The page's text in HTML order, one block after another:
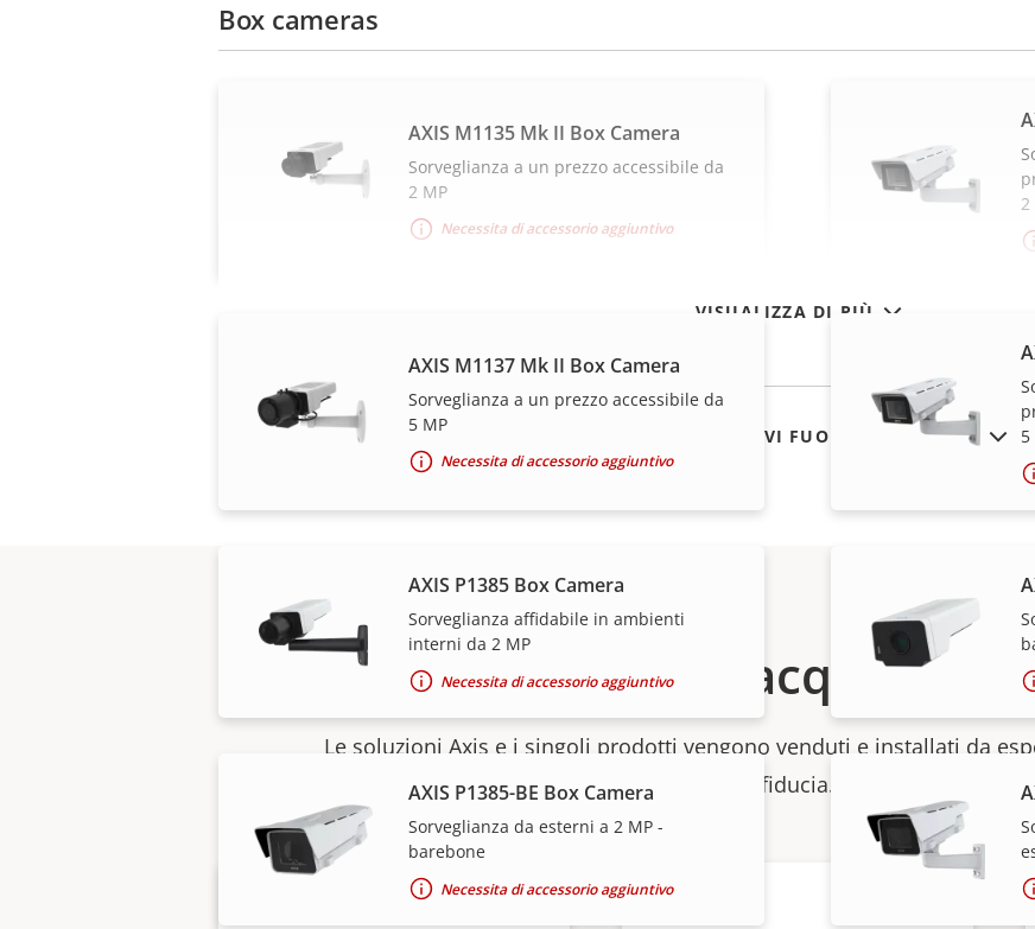
VISUALIZZA DI PIÙ
Box cameras
AXIS M1135 Mk II Box Camera
Sorveglianza a un prezzo accessibile da
2 MP
Necessita di accessorio aggiuntivo
2
AXIS M1137 Mk II Box Camera
Sorveglianza a un prezzo accessibile da
5 MP
Necessita di accessorio aggiuntivo
5
AXIS P1385 Box Camera
Sorveglianza affidabile in ambienti
interni da 2 MP
Necessita di accessorio aggiuntivo
AXIS P1385-BE Box Camera
Sorveglianza da esterni a 2 MP -
barebone
Necessita di accessorio aggiuntivo
MOSTRA DISPOSITIVI FUORI PRODUZIONE
Come acquistare
Le soluzioni Axis e i singoli prodotti vengono venduti e installati da
fiducia.